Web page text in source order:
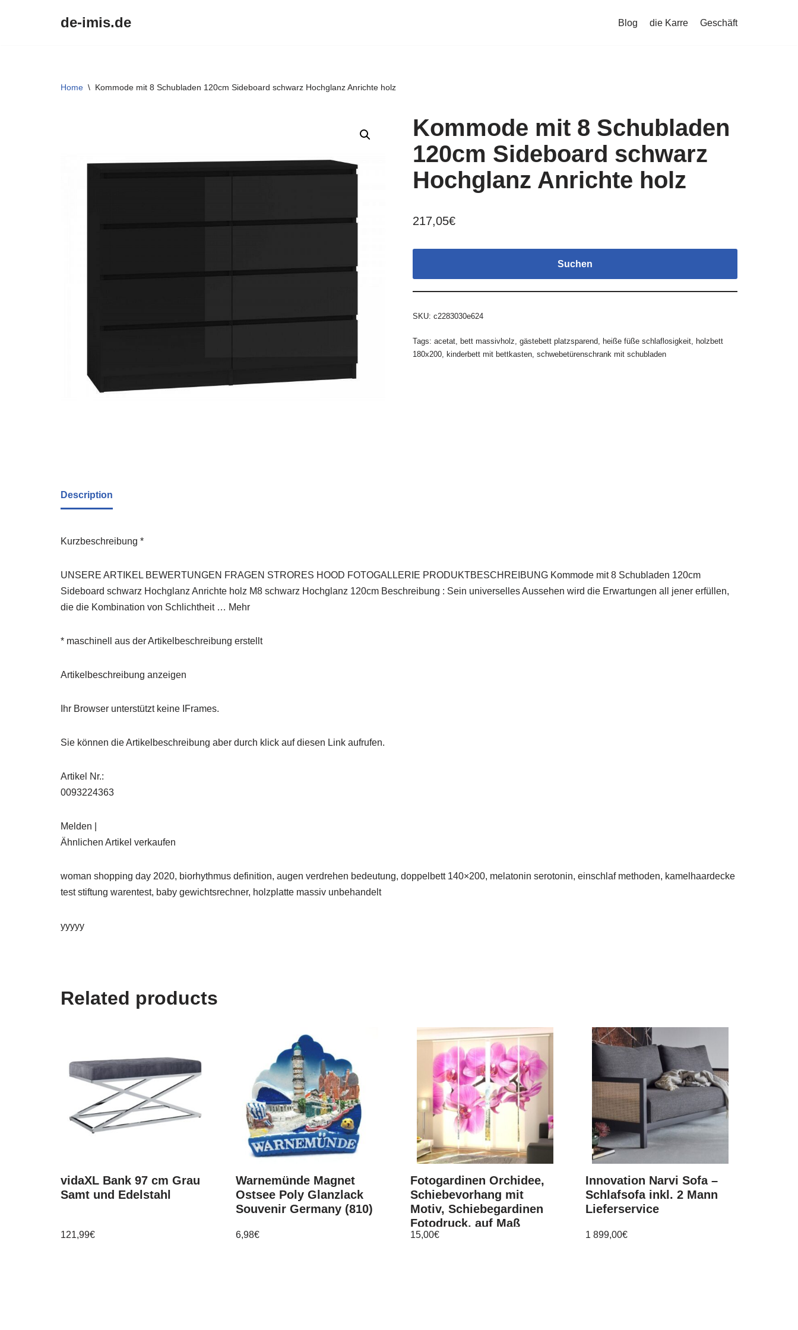
de-imis.de Blog die Karre Geschäft
Home \ Kommode mit 8 Schubladen 120cm Sideboard schwarz Hochglanz Anrichte holz
Kommode mit 8 Schubladen
120cm Sideboard schwarz
Hochglanz Anrichte holz
217,05€
Suchen
SKU: c2283030e624
Tags: acetat, bett massivholz, gästebett platzsparend, heiße füße schlaflosigkeit, holzbett
180x200, kinderbett mit bettkasten, schwebetürenschrank mit schubladen
Description
Kurzbeschreibung *
UNSERE ARTIKEL BEWERTUNGEN FRAGEN STRORES HOOD FOTOGALLERIE PRODUKTBESCHREIBUNG Kommode mit 8 Schubladen 120cm
Sideboard schwarz Hochglanz Anrichte holz M8 schwarz Hochglanz 120cm Beschreibung : Sein universelles Aussehen wird die Erwartungen all jener erfüllen,
die die Kombination von Schlichtheit … Mehr
* maschinell aus der Artikelbeschreibung erstellt
Artikelbeschreibung anzeigen
Ihr Browser unterstützt keine IFrames.
Sie können die Artikelbeschreibung aber durch klick auf diesen Link aufrufen.
Artikel Nr.:
0093224363
Melden |
Ähnlichen Artikel verkaufen
woman shopping day 2020, biorhythmus definition, augen verdrehen bedeutung, doppelbett 140×200, melatonin serotonin, einschlaf methoden, kamelhaardecke
test stiftung warentest, baby gewichtsrechner, holzplatte massiv unbehandelt
yyyyy
Related products
vidaXL Bank 97 cm Grau
Samt und Edelstahl
121,99€
Warnemünde Magnet
Ostsee Poly Glanzlack
Souvenir Germany (810)
6,98€
Fotogardinen Orchidee,
Schiebevorhang mit
Motiv, Schiebegardinen
Fotodruck, auf Maß
15,00€
Innovation Narvi Sofa –
Schlafsofa inkl. 2 Mann
Lieferservice
1 899,00€